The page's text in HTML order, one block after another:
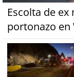
Escolta de
portonazo en